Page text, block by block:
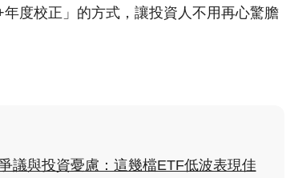
度校正」的方式，讓投資人不用再心驚膽
議與投資憂慮：這幾檔ETF低波表現佳